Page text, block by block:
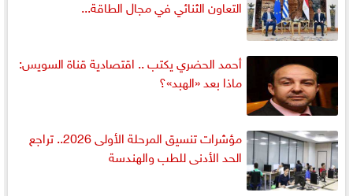
التعاون الثنائي في مجال الطاقة...
أحمد الحضري يكتب .. اقتصادية قناة السويس:
ماذا بعد «الهبد»؟
مؤشرات تنسيق المرحلة الأولى 2026.. تراجع
الحد الأدنى للطب والهندسة